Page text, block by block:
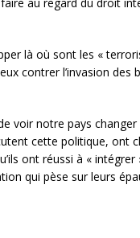
au regard du droit
là où sont les «
contrer l’invasion des
voir notre pays changer
cette politique, ont
ont réussi à « intégrer
qui pèse sur leurs